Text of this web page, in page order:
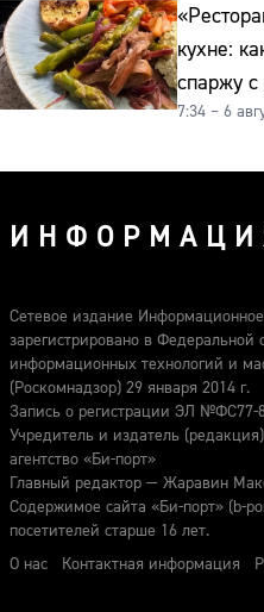
кухне:
спаржу
7:34 – 6
Сетевое издание Информационное
зарегистрировано в Федеральной
информационных технологий и
(Роскомнадзор) 29 января 2014 г.
Запись о регистрации ЭЛ №ФС77-
Учредитель и издатель
агентство «Би-порт»
Главный редактор — Жаравин
Содержимое сайта «Би-порт» (b-
посетителей старше 16 лет.
О нас
Контактная информация